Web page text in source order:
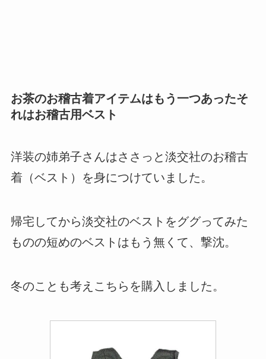
お茶のお稽古着アイテムはもう一つあったそ
れはお稽古用ベスト
洋装の姉弟子さんはささっと淡交社のお稽古
着（ベスト）を身につけていました。
帰宅してから淡交社のベストをググってみた
ものの短めのベストはもう無くて、撃沈。
冬のことも考えこちらを購入しました。